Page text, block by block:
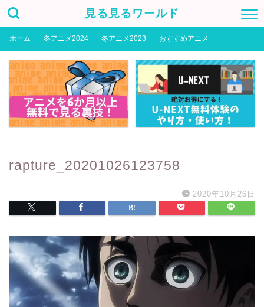
見る見るワールド
ホーム 冬アニメ2024 冬アニメ2023 おすすめアニメ
rapture_20201026123758
2020年10月26日